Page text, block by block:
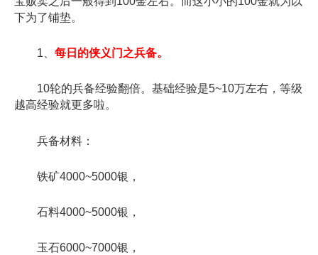
下为了铺垫。
1、 每日的侠义门之兵备。
10轮的兵备经验翻倍。基础经验是5~10万左右，等级
越高经验就更多啦。
兵备材料：
铁矿4000~5000银，
石料4000~5000银，
玉石6000~7000银，